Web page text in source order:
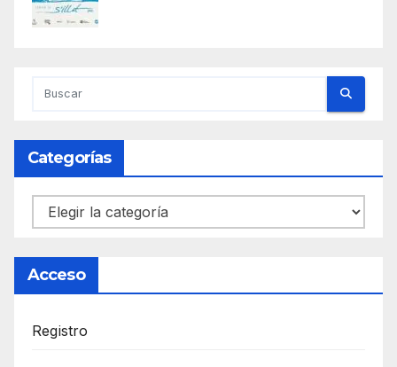
Categorías
Categorías
Acceso
Registro